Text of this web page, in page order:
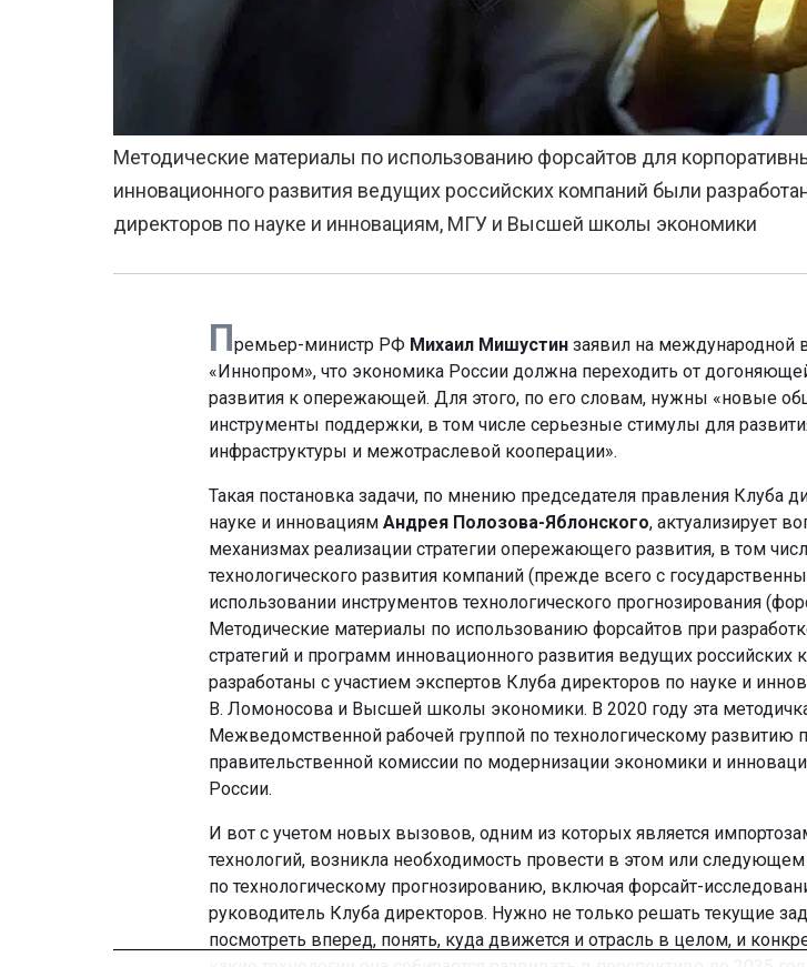
Методические материалы по использованию форсайтов для
инновационного развития ведущих российских компаний были
директоров по науке и инновациям, МГУ и Высшей школы экономики
Премьер-министр РФ Михаил Мишустинзаявил на международной
«Иннопром», что экономика России должна переходить от
развития к опережающей. Для этого, по его словам, нужны «новые
инструменты поддержки, в том числе серьезные стимулы для
инфраструктуры и межотраслевой кооперации».
Такая постановка задачи, по мнению председателя правления Клуба
науке и инновациям Андрея Полозова-Яблонского, актуализирует
механизмах реализации стратегии опережающего развития, в том
технологического развития компаний (прежде всего с
использовании инструментов технологического прогнозирования
Методические материалы по использованию форсайтов при
стратегий и программ инновационного развития ведущих российских
разработаны с участием экспертов Клуба директоров по науке и
В. Ломоносова и Высшей школы экономики. В 2020 году эта
Межведомственной рабочей группой по технологическому развитию
правительственной комиссии по модернизации экономики и
России.
И вот с учетом новых вызовов, одним из которых является
технологий, возникла необходимость провести в этом или
по технологическому прогнозированию, включая форсайт-
руководитель Клуба директоров. Нужно не только решать текущие
посмотреть вперед, понять, куда движется и отрасль в целом, и